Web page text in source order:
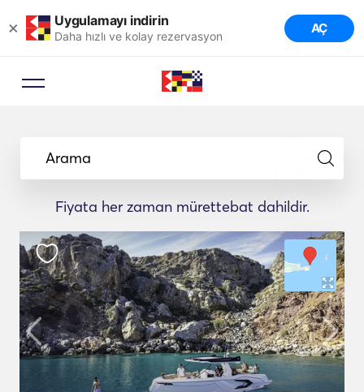
× Uygulamayı indirin
Daha hızlı ve kolay rezervasyon AÇ
Arama
Fiyata her zaman mürettebat dahildir.